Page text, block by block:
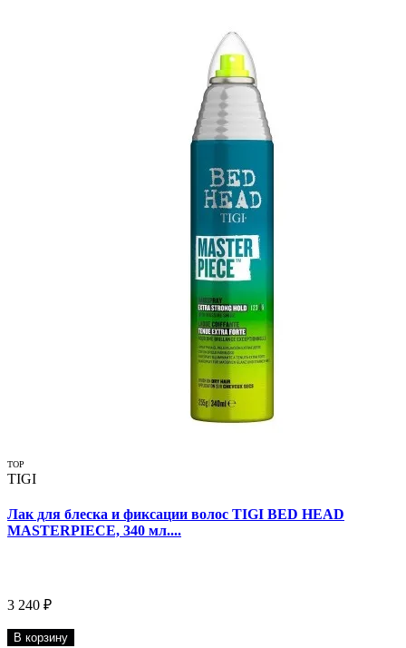
TOP
TIGI
Лак для блеска и фиксации волос TIGI BED HEAD
MASTERPIECE, 340 мл....
3 240 ₽
В корзину